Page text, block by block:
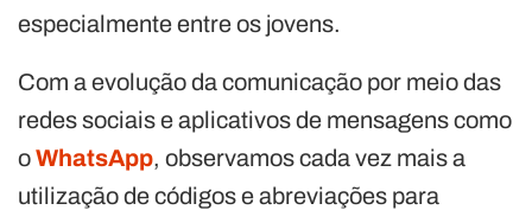
especialmente entre os jovens.
Com a evolução da comunicação por meio das
redes sociais e aplicativos de mensagens como
oWhatsApp, observamos cada vez mais a
utilização de códigos e abreviações para